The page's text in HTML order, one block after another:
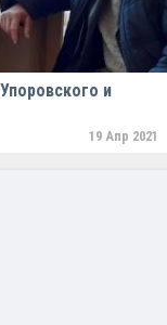
и
19 Апр 2021